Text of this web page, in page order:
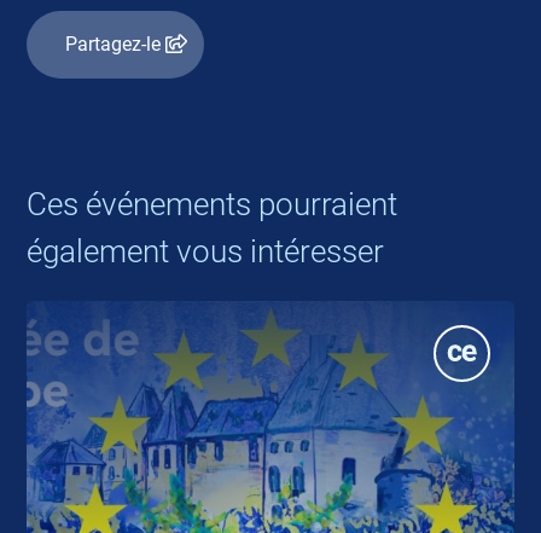
Partagez-le
Ces événements pourraient
également vous intéresser